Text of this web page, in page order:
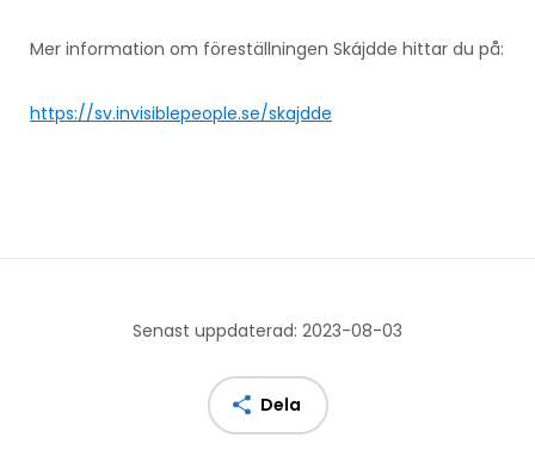
Mer information om föreställningen Skájdde hittar du på:
https://sv.invisiblepeople.se/skajdde
Senast uppdaterad: 2023-08-03
Dela